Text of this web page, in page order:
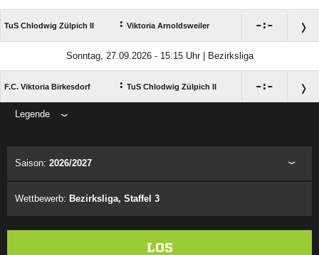
TuS Chlodwig Zülpich II : Viktoria Arnoldsweiler :
Sonntag, 27.09.2026 - 15:15 Uhr | Bezirksliga
F.C. Viktoria Birkesdorf : TuS Chlodwig Zülpich II :
Legende
Saison: 2026/2027
Wettbewerb: Bezirksliga, Staffel 3
LOS